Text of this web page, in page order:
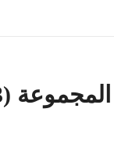
(233)